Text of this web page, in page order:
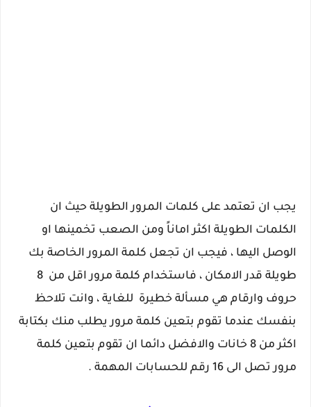
يجب ان تعتمد على كلمات المرور الطويلة حيث ان
الكلمات الطويلة اكثر اماناً ومن الصعب تخمينها او
الوصل اليها ، فيجب ان تجعل كلمة المرور الخاصة بك
طويلة قدر الامكان ، فاستخدام كلمة مرور اقل من 8
حروف وارقام هي مسألة خطيرة للغاية ، وانت تلاحظ
بنفسك عندما تقوم بتعين كلمة مرور يطلب منك بكتابة
اكثر من 8 خانات والافضل دائما ان تقوم بتعين كلمة
مرور تصل الى 16 رقم للحسابات المهمة .